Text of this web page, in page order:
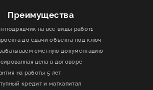
Преимущества
подрядчик на все виды работ1
до сдачи объекта под ключ
сметную документацию
цена в договоре
на работы 5 лет
кредит и маткапитал